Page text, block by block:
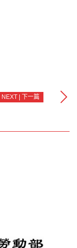
NEXT | 下一篇